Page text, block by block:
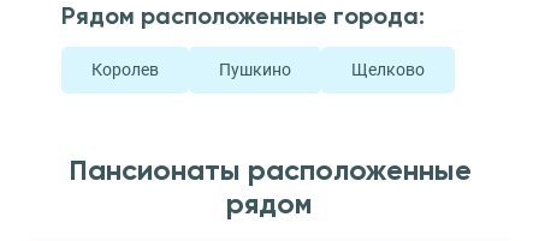
Рядом расположенные города:
Королев Пушкино Щелково
Пансионаты расположенные
рядом